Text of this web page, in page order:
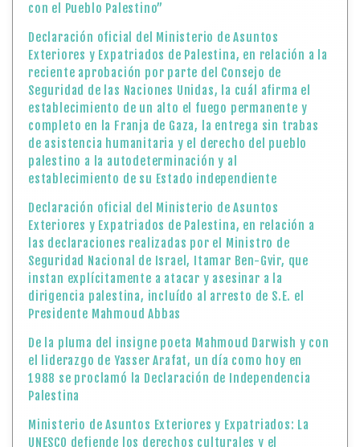
con el Pueblo Palestino”
Declaración oficial del Ministerio de Asuntos
Exteriores y Expatriados de Palestina, en relación a la
reciente aprobación por parte del Consejo de
Seguridad de las Naciones Unidas, la cuál afirma el
establecimiento de un alto el fuego permanente y
completo en la Franja de Gaza, la entrega sin trabas
de asistencia humanitaria y el derecho del pueblo
palestino a la autodeterminación y al
establecimiento de su Estado independiente
Declaración oficial del Ministerio de Asuntos
Exteriores y Expatriados de Palestina, en relación a
las declaraciones realizadas por el Ministro de
Seguridad Nacional de Israel, Itamar Ben-Gvir, que
instan explícitamente a atacar y asesinar a la
dirigencia palestina, incluído al arresto de S.E. el
Presidente Mahmoud Abbas
De la pluma del insigne poeta Mahmoud Darwish y con
el liderazgo de Yasser Arafat, un día como hoy en
1988 se proclamó la Declaración de Independencia
Palestina
Ministerio de Asuntos Exteriores y Expatriados: La
UNESCO defiende los derechos culturales y el